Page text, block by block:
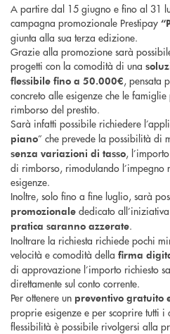
A partire dal 15 giugno e fino al 31
campagna promozionale Prestipay
giunta alla sua terza edizione.
Grazie alla promozione sarà
progetti con la comodità di una
flessibile fino a 50.000€, pensata
concreto alle esigenze che le
rimborso del prestito.
Sarà infatti possibile richiedere
piano” che prevede la possibilità di
senza variazioni di tasso,
di rimborso, rimodulando l’impegno
esigenze.
Inoltre, solo fino a fine luglio, sarà
promozionale dedicato
pratica saranno azzerate.
Inoltrare la richiesta richiede pochi
velocità e comodità della firma
di approvazione l’importo richiesto
direttamente sul conto corrente.
Per ottenere un preventivo gratuito
proprie esigenze e per scoprire tutti
flessibilità è possibile rivolgersi alla